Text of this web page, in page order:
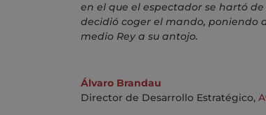
en el que el espectador se hartó
decidió coger el mando, poniendo
medio Rey a su antojo.
Álvaro Brandau
Director de Desarrollo Estratégico,